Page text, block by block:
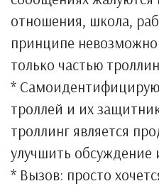
отношения, школа,
принципе невозможно
только частью
*
троллей и их
троллинг является
улучшить обсуждение
* Вызов: просто